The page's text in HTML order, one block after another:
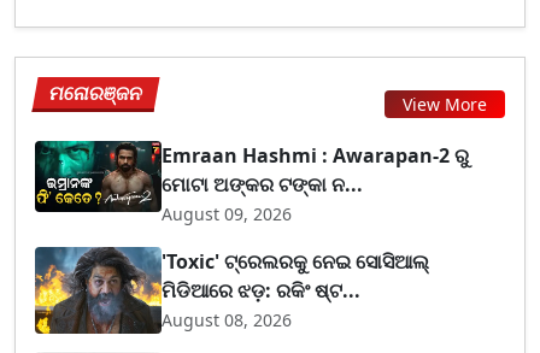
ମନୋରଞ୍ଜନ View More
Emraan Hashmi : Awarapan-2 ରୁ
ମୋଟା ଅଙ୍କର ଟଙ୍କା ନ...
August 09, 2026
'Toxic' ଟ୍ରେଲରକୁ ନେଇ ସୋସିଆଲ୍
ମିଡିଆରେ ଝଡ଼: ରକିଂ ଷ୍ଟ...
August 08, 2026